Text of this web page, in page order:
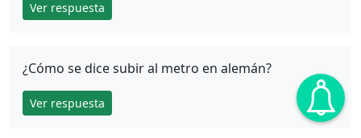
Ver respuesta
¿Cómo se dice subir al metro en alemán?
Ver respuesta